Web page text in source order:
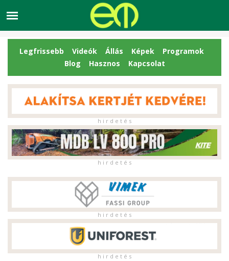
Legfrissebb Videók Állás Képek
Programok
Blog
Hasznos Kapcsolat
h i r d e t é s
h i r d e t é s
h i r d e t é s
h i r d e t é s